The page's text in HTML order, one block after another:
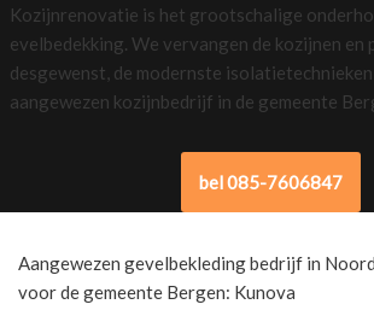
Kozijnrenovatie is het grootschalige
evelbedekking. We vervangen de kozijnen en
desgewenst, de modernste
aangewezen kozijnbedrijf in de gemeente
bel 085-7606847
Aangewezen gevelbekleding bedrijf in
voor de gemeente Bergen: Kunova